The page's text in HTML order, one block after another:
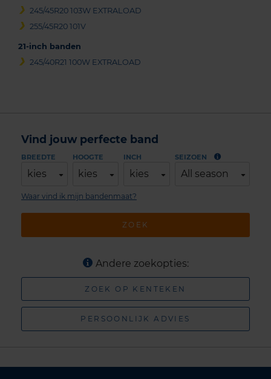
245/45R20 103W EXTRALOAD
255/45R20 101V
21-inch banden
245/40R21 100W EXTRALOAD
Vind jouw perfecte band
BREEDTE
kies
HOOGTE
kies
INCH
kies
SEIZOEN
All season
ZOEK
Waar vind ik mijn bandenmaat?
Andere zoekopties:
ZOEK OP KENTEKEN
PERSOONLIJK ADVIES